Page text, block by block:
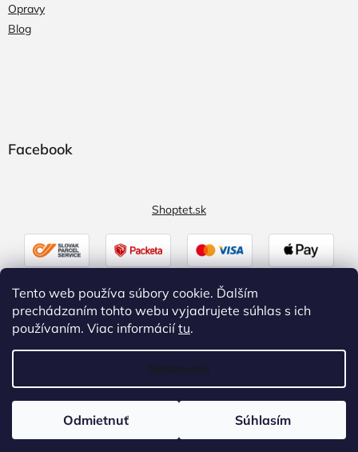
Tento web používa súbory cookie. Ďalším
prechádzaním tohto webu vyjadrujete súhlas s ich
používaním. Viac informáciítu.
Nastavenie
Odmietnuť Súhlasím
Opravy
Blog
Facebook
Shoptet.sk
Vytvoril Shoptet|Upravil Balkys
Copyright 2026Zaluzky.eu . Všetky práva vyhradené.